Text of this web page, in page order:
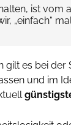
ist vom
„einfach“
gilt es bei
und im